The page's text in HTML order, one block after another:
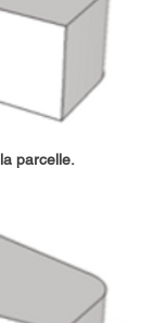
parcelle.